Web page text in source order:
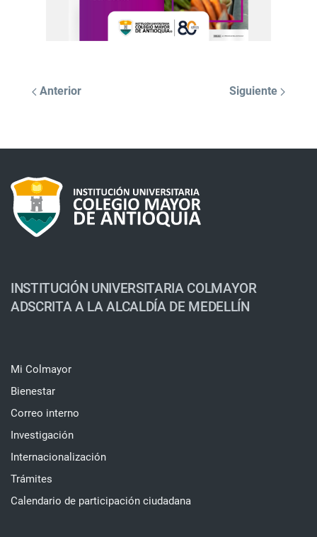
Anterior Siguiente
INSTITUCIÓN UNIVERSITARIA COLMAYOR
ADSCRITA A LA ALCALDÍA DE MEDELLÍN
Mi Colmayor
Bienestar
Correo interno
Investigación
Internacionalización
Trámites
Calendario de participación ciudadana